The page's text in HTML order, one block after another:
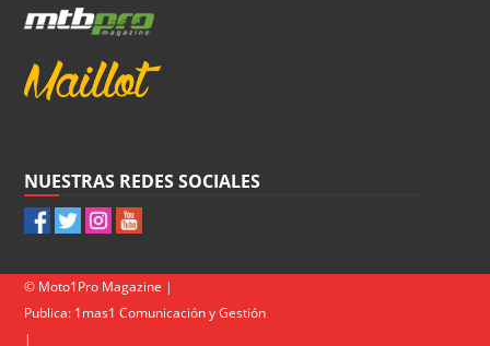
NUESTRAS REDES SOCIALES
© Moto1Pro Magazine |
Publica: 1mas1 Comunicación y Gestión
|